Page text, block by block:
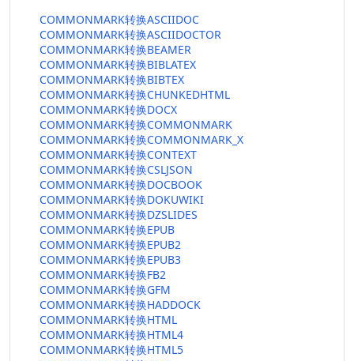
COMMONMARK转换ASCIIDOC
COMMONMARK转换ASCIIDOCTOR
COMMONMARK转换BEAMER
COMMONMARK转换BIBLATEX
COMMONMARK转换BIBTEX
COMMONMARK转换CHUNKEDHTML
COMMONMARK转换DOCX
COMMONMARK转换COMMONMARK
COMMONMARK转换COMMONMARK_X
COMMONMARK转换CONTEXT
COMMONMARK转换CSLJSON
COMMONMARK转换DOCBOOK
COMMONMARK转换DOKUWIKI
COMMONMARK转换DZSLIDES
COMMONMARK转换EPUB
COMMONMARK转换EPUB2
COMMONMARK转换EPUB3
COMMONMARK转换FB2
COMMONMARK转换GFM
COMMONMARK转换HADDOCK
COMMONMARK转换HTML
COMMONMARK转换HTML4
COMMONMARK转换HTML5